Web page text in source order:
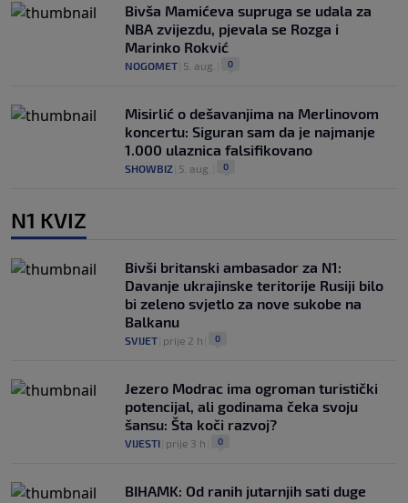
Bivša Mamićeva supruga se udala za
NBA zvijezdu, pjevala se Rozga i
Marinko Rokvić
NOGOMET 5. aug. 0
Misirlić o dešavanjima na Merlinovom
koncertu: Siguran sam da je najmanje
1.000 ulaznica falsifikovano
SHOWBIZ 5. aug. 0
N1 KVIZ
Bivši britanski ambasador za N1:
Davanje ukrajinske teritorije Rusiji bilo
bi zeleno svjetlo za nove sukobe na
Balkanu
SVIJET prije 2 h 0
Jezero Modrac ima ogroman turistički
potencijal, ali godinama čeka svoju
šansu: Šta koči razvoj?
VIJESTI prije 3 h 0
BIHAMK: Od ranih jutarnjih sati duge